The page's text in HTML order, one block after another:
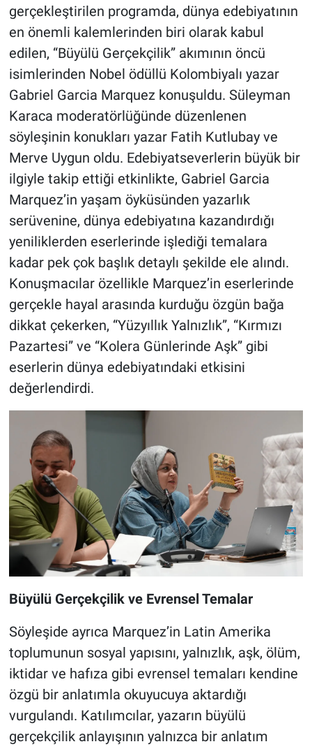
gerçekleştirilen programda, dünya edebiyatının
en önemli kalemlerinden biri olarak kabul
edilen, “Büyülü Gerçekçilik” akımının öncü
isimlerinden Nobel ödüllü Kolombiyalı yazar
Gabriel Garcia Marquez konuşuldu. Süleyman
Karaca moderatörlüğünde düzenlenen
söyleşinin konukları yazar Fatih Kutlubay ve
Merve Uygun oldu. Edebiyatseverlerin büyük bir
ilgiyle takip ettiği etkinlikte, Gabriel Garcia
Marquez’in yaşam öyküsünden yazarlık
serüvenine, dünya edebiyatına kazandırdığı
yeniliklerden eserlerinde işlediği temalara
kadar pek çok başlık detaylı şekilde ele alındı.
Konuşmacılar özellikle Marquez’in eserlerinde
gerçekle hayal arasında kurduğu özgün bağa
dikkat çekerken, “Yüzyıllık Yalnızlık”, “Kırmızı
Pazartesi” ve “Kolera Günlerinde Aşk” gibi
eserlerin dünya edebiyatındaki etkisini
değerlendirdi.
Büyülü Gerçekçilik ve Evrensel Temalar
Söyleşide ayrıca Marquez’in Latin Amerika
toplumunun sosyal yapısını, yalnızlık, aşk, ölüm,
iktidar ve hafıza gibi evrensel temaları kendine
özgü bir anlatımla okuyucuya aktardığı
vurgulandı. Katılımcılar, yazarın büyülü
gerçekçilik anlayışının yalnızca bir anlatım